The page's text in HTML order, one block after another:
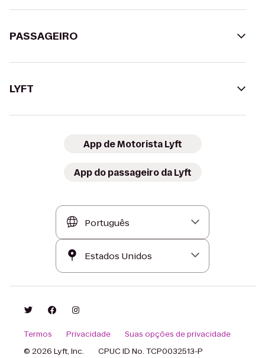
PASSAGEIRO
LYFT
App de Motorista Lyft
App do passageiro da Lyft
Termos Privacidade
Suas opções de privacidade
© 2026 Lyft, Inc.
CPUC ID No. TCP0032513-P